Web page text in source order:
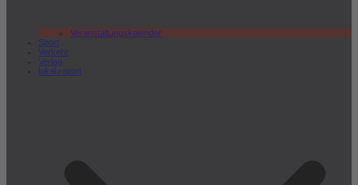
Veranstaltungskalender
Sport
Verkehr
Verlag
lokal.report